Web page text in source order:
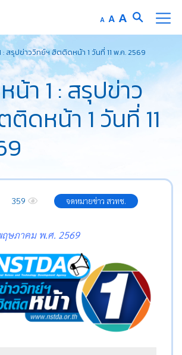
A A A
: สรุปข่าววิทย์ฯ ฮิตติดหน้า 1 วันที่ 11 พ.ค. 2569
น้า 1 : สรุปข่าว
ดหน้า 1 วันที่ 11
359 จดหมายข่าว สวทช.
ษภาคม พ.ศ. 2569